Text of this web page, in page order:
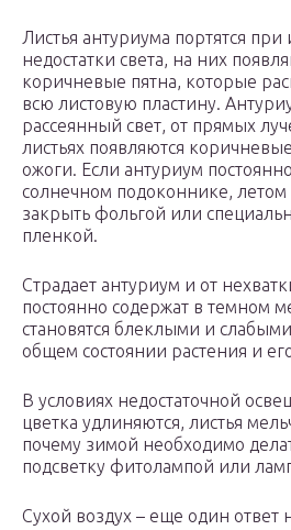
Листья антуриума портятся
недостатки света, на них
коричневые пятна, которые
всю листовую пластину.
рассеянный свет, от прямых
листьях появляются
ожоги. Если антуриум
солнечном подоконнике, летом
закрыть фольгой или
пленкой.
Страдает антуриум и от
постоянно содержат в темном
становятся блеклыми и
общем состоянии растения и
В условиях недостаточной
цветка удлиняются, листья
почему зимой необходимо
подсветку фитолампой или
Сухой воздух – еще один ответ